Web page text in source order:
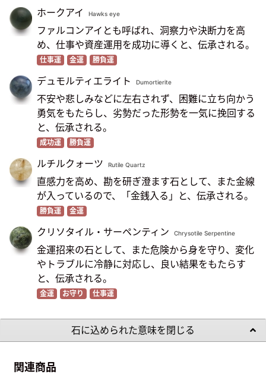
ホークアイ Hawks eye
ファルコンアイとも呼ばれ、洞察力や決断力を高
め、仕事や資産運用を成功に導くと、伝承される。
仕事運 金運 勝負運
デュモルティエライト Dumortierite
不安や悲しみなどに左右されず、困難に立ち向かう
勇気をもたらし、劣勢だった形勢を一気に挽回する
と、伝承される。
成功運 勝負運
ルチルクォーツ Rutile Quartz
直感力を高め、勘を研ぎ澄ます石として、また金線
が入っているので、「金銭入る」と、伝承される。
勝負運 金運
クリソタイル・サーペンティン Chrysotile Serpentine
金運招来の石として、また危険から身を守り、変化
やトラブルに冷静に対応し、良い結果をもたらす
と、伝承される。
金運 お守り 仕事運
石に込められた意味を閉じる
関連商品